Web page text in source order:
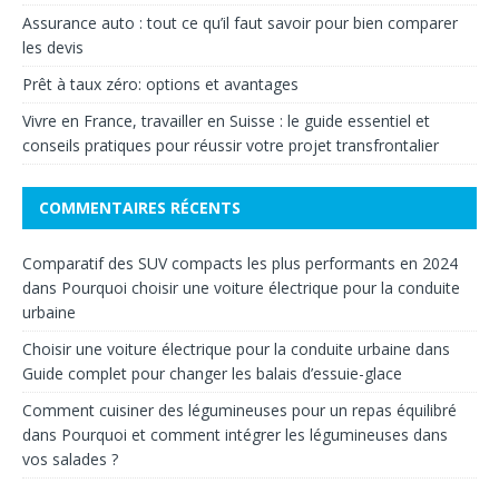
Assurance auto : tout ce qu’il faut savoir pour bien comparer
les devis
Prêt à taux zéro: options et avantages
Vivre en France, travailler en Suisse : le guide essentiel et
conseils pratiques pour réussir votre projet transfrontalier
COMMENTAIRES RÉCENTS
Comparatif des SUV compacts les plus performants en 2024
dans Pourquoi choisir une voiture électrique pour la conduite
urbaine
Choisir une voiture électrique pour la conduite urbaine dans
Guide complet pour changer les balais d’essuie-glace
Comment cuisiner des légumineuses pour un repas équilibré
dans Pourquoi et comment intégrer les légumineuses dans
vos salades ?